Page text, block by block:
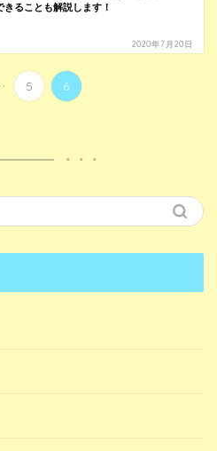
きることも解説します！
2020年7月20日
5 6